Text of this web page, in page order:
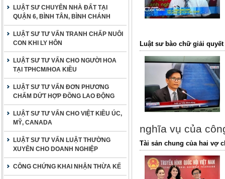
LUẬT SƯ CHUYÊN NHÀ ĐẤT TẠI
QUẬN 6, BÌNH TÂN, BÌNH CHÁNH
LUẬT SƯ TƯ VẤN TRANH CHẤP NUÔI
CON KHI LY HÔN
LUẬT SƯ TƯ VẤN CHO NGƯỜI HOA
TẠI TPHCM/HOA KIỀU
LUẬT SƯ TƯ VẤN ĐƠN PHƯƠNG
CHẤM DỨT HỢP ĐỒNG LAO ĐỘNG
LUẬT SƯ TƯ VẤN CHO VIỆT KIỀU ÚC,
MỸ, CANADA
LUẬT SƯ TƯ VẤN LUẬT THƯỜNG
XUYÊN CHO DOANH NGHIỆP
CÔNG CHỨNG KHAI NHẬN THỪA KẾ
Luật sư bào chữ giải
nghĩa vụ của
Tài sản chung của hai vợ